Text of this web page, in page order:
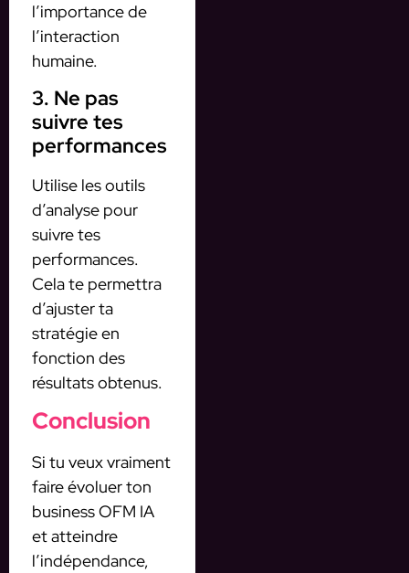
l’importance de
l’interaction
humaine.
3. Ne pas
suivre tes
performances
Utilise les outils
d’analyse pour
suivre tes
performances.
Cela te permettra
d’ajuster ta
stratégie en
fonction des
résultats obtenus.
Conclusion
Si tu veux vraiment
faire évoluer ton
business OFM IA
et atteindre
l’indépendance,